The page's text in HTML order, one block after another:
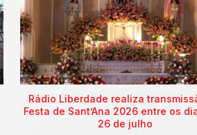
Rádio Liberdade realiza
Festa de Sant’Ana 2026 entre os
26 de julho